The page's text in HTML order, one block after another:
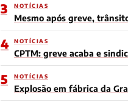
3 NOTÍCIAS
Mesmo após greve,
4 NOTÍCIAS
CPTM: greve acaba e
5 NOTÍCIAS
Explosão em fábrica da